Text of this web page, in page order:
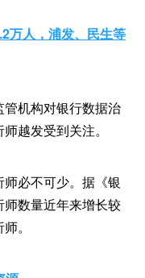
万人，浦发、民生等
机构对银行数据治
越发受到关注。
必不可少。据《银
数量近年来增长较
。